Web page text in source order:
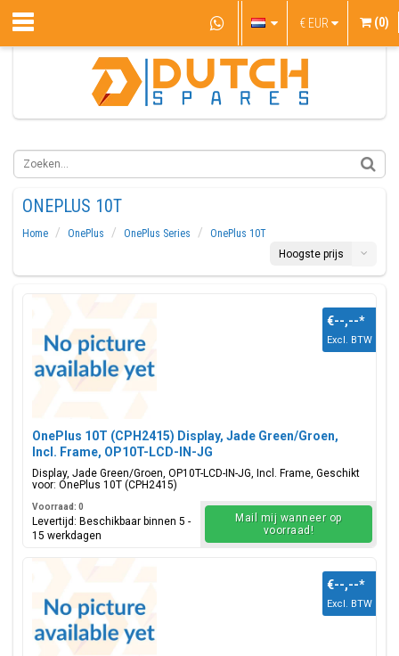
€ EUR (0)
ONEPLUS 10T
Home OnePlus OnePlus Series
OnePlus 10T
Hoogste prijs
OnePlus 10T (CPH2415) Display, Jade Green/Groen,
Incl. Frame, OP10T-LCD-IN-JG
Display, Jade Green/Groen, OP10T-LCD-IN-JG, Incl. Frame, Geschikt
voor: OnePlus 10T (CPH2415)
€--,--*
Excl. BTW
Voorraad: 0
Levertijd: Beschikbaar binnen 5 -
15 werkdagen
Mail mij wanneer op
voorraad!
€--,--*
Excl. BTW